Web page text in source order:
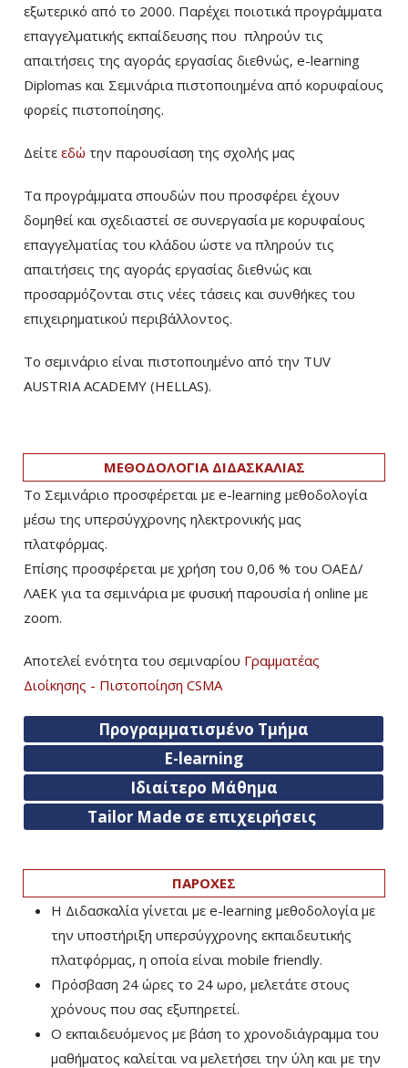
εξωτερικό από το 2000. Παρέχει ποιοτικά προγράμματα
επαγγελματικής εκπαίδευσης που πληρούν τις
απαιτήσεις της αγοράς εργασίας διεθνώς, e-learning
Diplomas και Σεμινάρια πιστοποιημένα από κορυφαίους
φορείς πιστοποίησης.
Δείτε εδώ την παρουσίαση της σχολής μας
Τα προγράμματα σπουδών που προσφέρει έχουν
δομηθεί και σχεδιαστεί σε συνεργασία με κορυφαίους
επαγγελματίας του κλάδου ώστε να πληρούν τις
απαιτήσεις της αγοράς εργασίας διεθνώς και
προσαρμόζονται στις νέες τάσεις και συνθήκες του
επιχειρηματικού περιβάλλοντος.
Το σεμινάριο είναι πιστοποιημένο από την TUV
AUSTRIA ACADEMY (HELLAS).
ΜΕΘΟΔΟΛΟΓΙΑ ΔΙΔΑΣΚΑΛΙΑΣ
Το Σεμινάριο προσφέρεται με e-learning μεθοδολογία
μέσω της υπερσύγχρονης ηλεκτρονικής μας
πλατφόρμας.
Επίσης προσφέρεται με χρήση του 0,06 % του ΟΑΕΔ/
ΛΑΕΚ για τα σεμινάρια με φυσική παρουσία ή online με
zoom.
Αποτελεί ενότητα του σεμιναρίου Γραμματέας
Διοίκησης - Πιστοποίηση CSMA
Προγραμματισμένο Τμήμα
E-learning
Ιδιαίτερο Μάθημα
Tailor Made σε επιχειρήσεις
ΠΑΡΟΧΕΣ
Η Διδασκαλία γίνεται με e-learning μεθοδολογία με
την υποστήριξη υπερσύγχρονης εκπαιδευτικής
πλατφόρμας, η οποία είναι mobile friendly.
Πρόσβαση 24 ώρες το 24 ωρο, μελετάτε στους
χρόνους που σας εξυπηρετεί.
Ο εκπαιδευόμενος με βάση το χρονοδιάγραμμα του
μαθήματος καλείται να μελετήσει την ύλη και με την